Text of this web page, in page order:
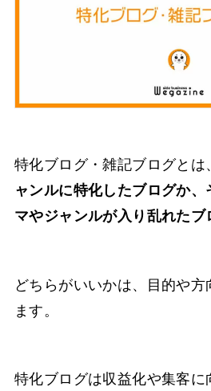
特化ブログ・雑記ブログとは
ャンルに特化したブログか
マやジャンルが入り乱れたブ
どちらがいいかは、目的や方
ます。
特化ブログは収益化や集客に